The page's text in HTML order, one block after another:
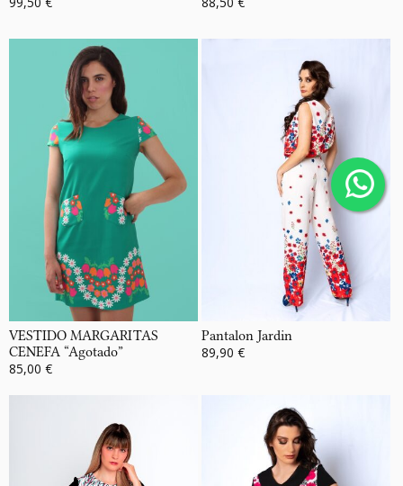
VESTIDO MARGARITAS
CENEFA “Agotado”
85,00 €
Pantalon Jardin
89,90 €